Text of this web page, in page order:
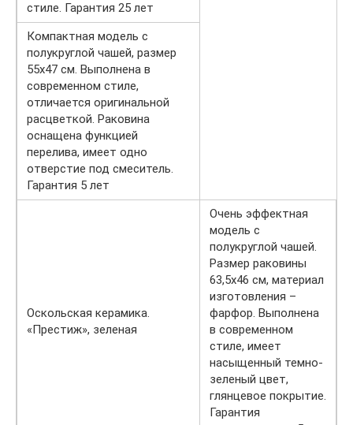
стиле. Гарантия 25 лет
Компактная модель с
полукруглой чашей, размер
55х47 см. Выполнена в
современном стиле,
отличается оригинальной
расцветкой. Раковина
оснащена функцией
перелива, имеет одно
отверстие под смеситель.
Гарантия 5 лет
Оскольская керамика.
«Престиж», зеленая
Очень эффектная
модель с
полукруглой чашей.
Размер раковины
63,5х46 см, материал
изготовления –
фарфор. Выполнена
в современном
стиле, имеет
насыщенный темно-
зеленый цвет,
глянцевое покрытие.
Гарантия